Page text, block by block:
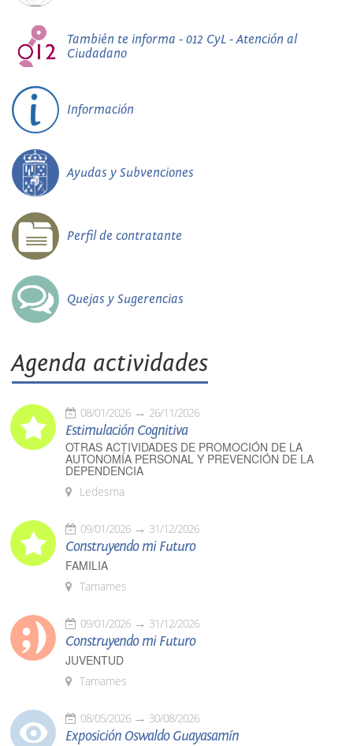
También te informa - 012 CyL - Atención al
Ciudadano
Información
Ayudas y Subvenciones
Perfil de contratante
Quejas y Sugerencias
Agenda actividades
08/01/2026 26/11/2026
Estimulación Cognitiva
OTRAS ACTIVIDADES DE PROMOCIÓN DE LA
AUTONOMÍA PERSONAL Y PREVENCIÓN DE LA
DEPENDENCIA
Ledesma
09/01/2026 31/12/2026
Construyendo mi Futuro
FAMILIA
Tamames
09/01/2026 31/12/2026
Construyendo mi Futuro
JUVENTUD
Tamames
08/05/2026 30/08/2026
Exposición Oswaldo Guayasamín